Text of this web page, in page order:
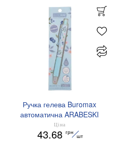
Ручка гелева Buromax
автоматична ARABESKI
0.5 мм ароматизований
грип синє чорнило в
Ціна
43.68 грн
шт